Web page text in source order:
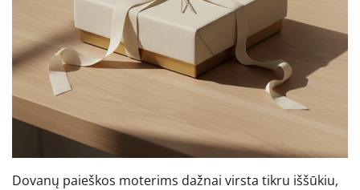
Dovanų paieškos moterims dažnai virsta tikru iššūkiu,